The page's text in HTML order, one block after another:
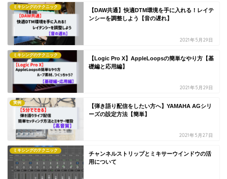
ミキシングのテクニック
【DAW共通】快適DTM環境を手に入れる！レイテ
ンシーを調整しよう【音の遅れ】
2021年5月29日
ミキシングのテクニック
【Logic Pro X】AppleLoopsの簡単なやり方【基
礎編と応用編】
2021年5月29日
実例
【弾き語り配信をしたい方へ】YAMAHA AGシリ
ーズの設定方法【簡単】
2021年5月27日
ミキシングのテクニック
チャンネルストリップとミキサーウインドウの活
用について